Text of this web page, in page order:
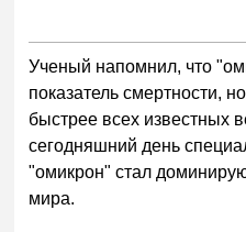
Ученый напомнил, что
показатель смертности,
быстрее всех известных
сегодняшний день
"омикрон" стал
мира.